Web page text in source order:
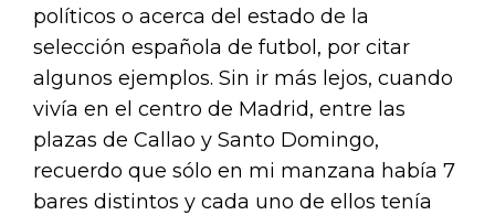
políticos o acerca del estado de la
selección española de futbol, por citar
algunos ejemplos. Sin ir más lejos, cuando
vivía en el centro de Madrid, entre las
plazas de Callao y Santo Domingo,
recuerdo que sólo en mi manzana había 7
bares distintos y cada uno de ellos tenía